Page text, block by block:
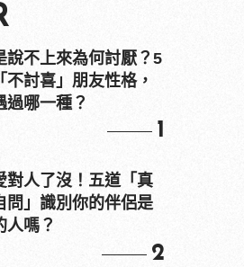
說不上來為何討厭？5
不討喜」朋友性格，
過哪一種？
1
對人了沒！五道「真
問」識別你的伴侶是
人嗎？
2